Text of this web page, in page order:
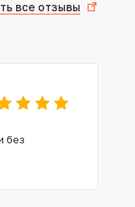
все отзывы
без